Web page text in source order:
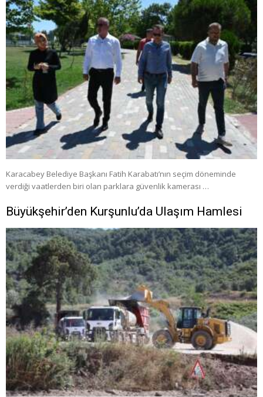
Karacabey Belediye Başkanı Fatih Karabatı’nın seçim döneminde
verdiği vaatlerden biri olan parklara güvenlik kamerası …
Büyükşehir’den Kurşunlu’da Ulaşım Hamlesi